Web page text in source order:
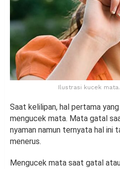
Ilustrasi kucek
Saat kelilipan, hal pertama
mengucek mata. Mata gatal
nyaman namun ternyata hal ini
menerus.
Mengucek mata saat gatal